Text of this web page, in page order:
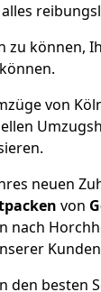
zu können,
von
neuen
von
nach
den besten